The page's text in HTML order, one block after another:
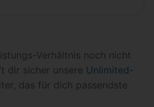
Verhältnis noch nicht
dir sicher unsere Unlimited-
das für dich passendste